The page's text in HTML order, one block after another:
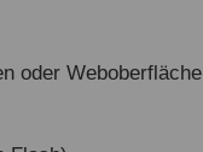
oder Weboberfläche